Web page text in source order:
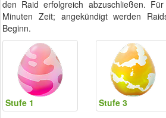
den Raid erfolgreich abzuschließen.
Minuten Zeit; angekündigt werden
Beginn.
Stufe 1 Stufe 3